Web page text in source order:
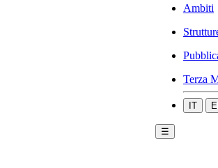
Ambiti
Terza
IT
☰